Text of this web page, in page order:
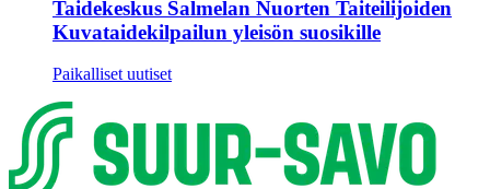
Taidekeskus Salmelan Nuorten Taiteilijoiden
Kuvataidekilpailun yleisön suosikille
Paikalliset uutiset